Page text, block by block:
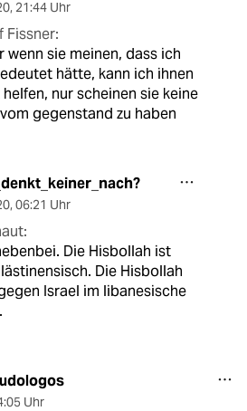
, 21:44 Uhr
Fissner:
wenn sie meinen, dass ich
hätte, kann ich ihnen
nur scheinen sie keine
gegenstand zu haben
, 06:21 Uhr
Die Hisbollah ist
Die Hisbollah
Israel im libanesische
Uhr